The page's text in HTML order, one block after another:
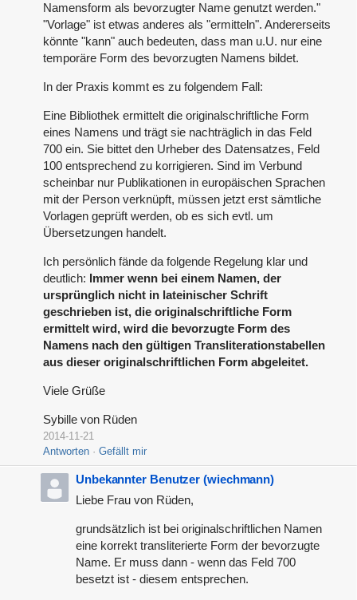
Namensform als bevorzugter Name genutzt werden."
"Vorlage" ist etwas anderes als "ermitteln". Andererseits
könnte "kann" auch bedeuten, dass man u.U. nur eine
temporäre Form des bevorzugten Namens bildet.
In der Praxis kommt es zu folgendem Fall:
Eine Bibliothek ermittelt die originalschriftliche Form
eines Namens und trägt sie nachträglich in das Feld
700 ein. Sie bittet den Urheber des Datensatzes, Feld
100 entsprechend zu korrigieren. Sind im Verbund
scheinbar nur Publikationen in europäischen Sprachen
mit der Person verknüpft, müssen jetzt erst sämtliche
Vorlagen geprüft werden, ob es sich evtl. um
Übersetzungen handelt.
Ich persönlich fände da folgende Regelung klar und
deutlich: Immer wenn bei einem Namen, der
ursprünglich nicht in lateinischer Schrift
geschrieben ist, die originalschriftliche Form
ermittelt wird, wird die bevorzugte Form des
Namens nach den gültigen Transliterationstabellen
aus dieser originalschriftlichen Form abgeleitet.
Viele Grüße
Sybille von Rüden
2014-11-21
Antworten
Gefällt mir
Unbekannter Benutzer (wiechmann)
Liebe Frau von Rüden,
grundsätzlich ist bei originalschriftlichen Namen
eine korrekt transliterierte Form der bevorzugte
Name. Er muss dann - wenn das Feld 700
besetzt ist - diesem entsprechen.